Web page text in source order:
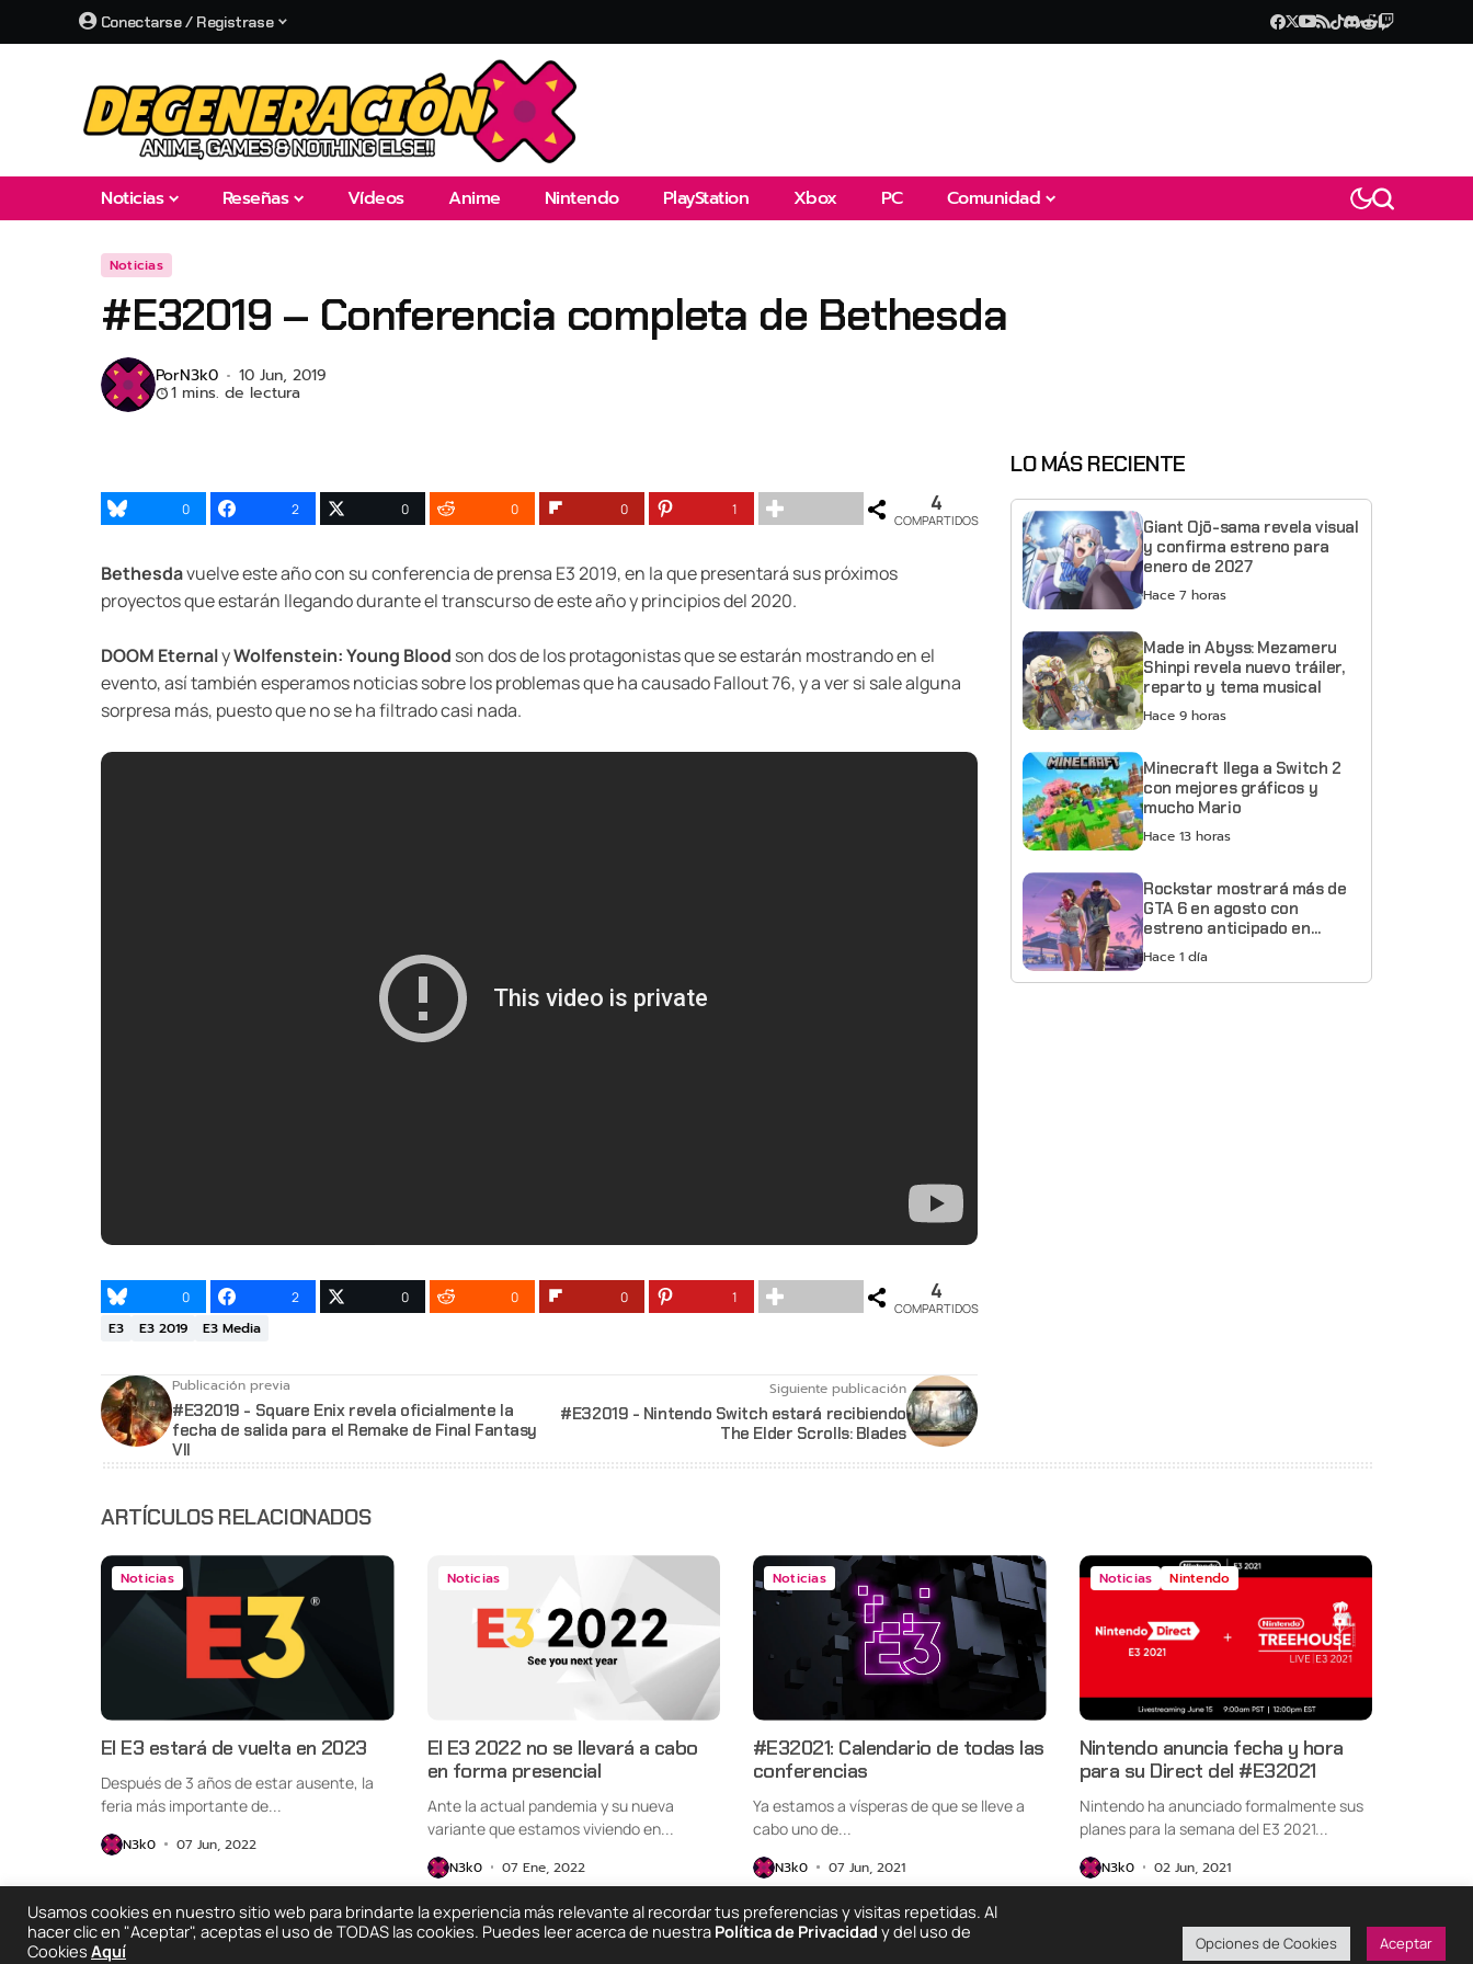
Conectarse / Registrase
Noticias Reseñas Vídeos Anime Nintendo PlayStation Xbox PC Comunidad
Noticias
#E32019 – Conferencia completa de Bethesda
PorN3k0 10 Jun, 2019
1 mins. de lectura
0 2 0 0 0 1 4
COMPARTIDOS
Bethesdavuelve este año con su conferencia de prensa E3 2019, en la que presentará sus próximos
proyectos que estarán llegando durante el transcurso de este año y principios del 2020.
DOOM EternalyWolfenstein: Young Blood son dos de los protagonistas que se estarán mostrando en el
evento, así también esperamos noticias sobre los problemas que ha causado Fallout 76, y a ver si sale alguna
sorpresa más, puesto que no se ha filtrado casi nada.
0 2 0 0 0 1 4
COMPARTIDOS
E3 E3 2019 E3 Media
Publicación previa
#E32019 - Square Enix revela oficialmente la
fecha de salida para el Remake de Final Fantasy
VII
Siguiente publicación
#E32019 - Nintendo Switch estará recibiendo
The Elder Scrolls: Blades
LO MÁS RECIENTE
Giant Ojō-sama revela visual
y confirma estreno para
enero de 2027
Hace 7 horas
Made in Abyss: Mezameru
Shinpi revela nuevo tráiler,
reparto y tema musical
Hace 9 horas
Minecraft llega a Switch 2
con mejores gráficos y
mucho Mario
Hace 13 horas
Rockstar mostrará más de
GTA 6 en agosto con
estreno anticipado en
Netflix
Hace 1 día
ARTÍCULOS RELACIONADOS
Noticias
El E3 estará de vuelta en 2023
Después de 3 años de estar ausente, la
feria más importante de...
N3k0 07 Jun, 2022
Noticias
El E3 2022 no se llevará a cabo
en forma presencial
Ante la actual pandemia y su nueva
variante que estamos viviendo en...
N3k0 07 Ene, 2022
Noticias
#E32021: Calendario de todas las
conferencias
Ya estamos a vísperas de que se lleve a
cabo uno de...
N3k0 07 Jun, 2021
Noticias Nintendo
Nintendo anuncia fecha y hora
para su Direct del #E32021
Nintendo ha anunciado formalmente sus
planes para la semana del E3 2021...
N3k0 02 Jun, 2021
Usamos cookies en nuestro sitio web para brindarte la experiencia más relevante al recordar tus preferencias y visitas repetidas. Al
hacer clic en "Aceptar", aceptas el uso de TODAS las cookies. Puedes leer acerca de nuestra Política de Privacidad y del uso de
Cookies Aquí Opciones de Cookies Aceptar